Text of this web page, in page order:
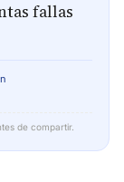
fallas
de compartir.